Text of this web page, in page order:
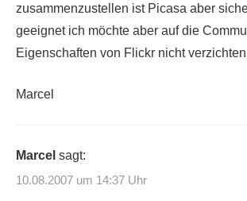
zusammenzustellen ist Picasa aber
geeignet ich möchte aber auf die
Eigenschaften von Flickr nicht
Marcel
Marcel sagt:
10.08.2007 um 14:37 Uhr